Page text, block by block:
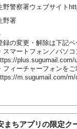
野警察署ウェブサイト
野署
録の変更・解除は下記ペ
スマートフォン／パソ
plus.sugumail.com/
フィーチャーフォンを
m.sugumail.com/
まちアプリの限定ク